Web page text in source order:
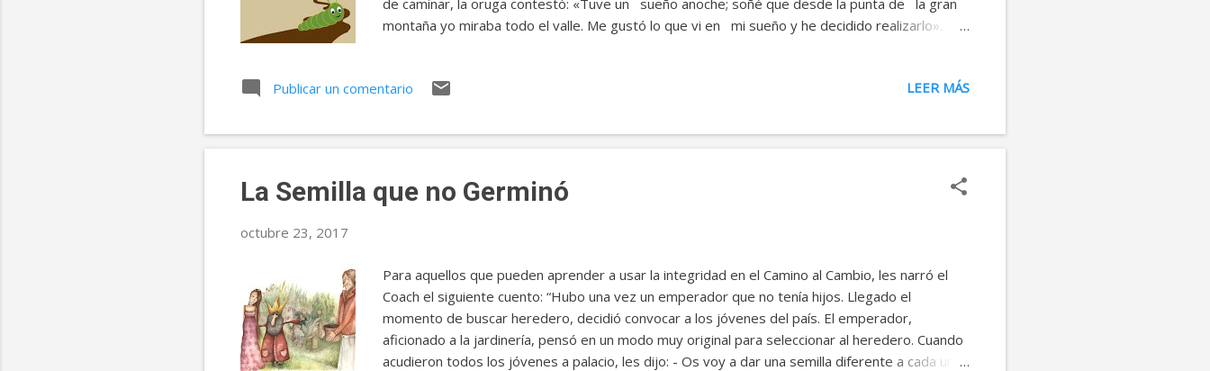
montaña yo miraba todo el valle. Me gustó lo que vi en mi sueño y he decidido realizarlo».
pequeño charco, un mar y cualquier tronco, una barrera infranqueable». Pero el gusanito ya
oyó la voz de un escarabajo: «Hacia dónde t...
Publicar un comentario LEER MÁS
La Semilla que no Germinó
octubre 23, 2017
Para aquellos que pueden aprender a usar la integridad en el Camino al Cambio, les narró el
Coach el siguiente cuento: “Hubo una vez un emperador que no tenía hijos. Llegado el
momento de buscar heredero, decidió convocar a los jóvenes del país. El emperador,
aficionado a la jardinería, pensó en un modo muy original para seleccionar al heredero. Cuando
acudieron todos los jóvenes a palacio, les dijo: - Os voy a dar una semilla diferente a cada uno